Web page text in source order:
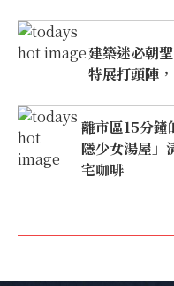
建築迷必朝
特展打頭陣
離市區15分鐘
隱少女湯屋」
宅咖啡